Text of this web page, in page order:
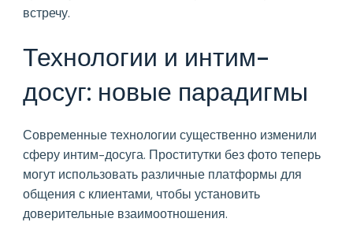
встречу.
Технологии и интим-
досуг: новые парадигмы
Современные технологии существенно изменили
сферу интим-досуга. Проститутки без фото теперь
могут использовать различные платформы для
общения с клиентами, чтобы установить
доверительные взаимоотношения.